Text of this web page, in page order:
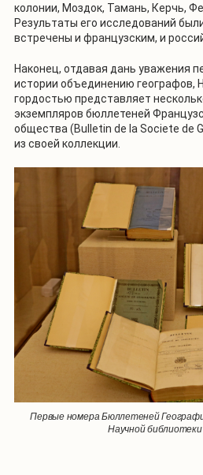
колонии, Моздок, Тамань, Керчь,
Результаты его исследований
встречены и французским, и
Наконец, отдавая дань уважения
истории объединению географов,
гордостью представляет
экземпляров бюллетеней
общества (Bulletin de la Societe de
из своей коллекции.
Первые номера Бюллетеней
Научной